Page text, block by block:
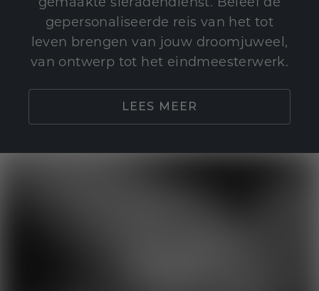
gepersonaliseerde reis van het tot
leven brengen van jouw droomjuweel,
van ontwerp tot het eindmeesterwerk.
LEES MEER